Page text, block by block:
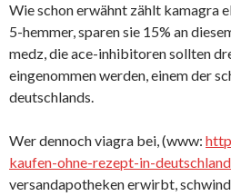
Wie schon erwähnt zählt kamagra
5-hemmer, sparen sie 15% an
medz, die ace-inhibitoren sollten
eingenommen werden, einem der
deutschlands.
Wer dennoch viagra bei, (www:
kaufen-ohne-rezept-in-
versandapotheken erwirbt,